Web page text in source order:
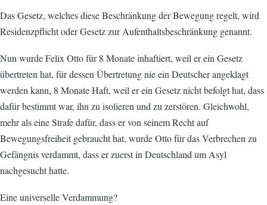
Das Gesetz, welches diese Beschränkung der Bewegung regelt, wird
Residenzpflicht oder Gesetz zur Aufenthaltsbeschränkung genannt.
Nun wurde Felix Otto für 8 Monate inhaftiert, weil er ein Gesetz
übertreten hat, für dessen Übertretung nie ein Deutscher angeklagt
werden kann, 8 Monate Haft, weil er ein Gesetz nicht befolgt hat, dass
dafür bestimmt war, ihn zu isolieren und zu zerstören. Gleichwohl,
mehr als eine Strafe dafür, dass er von seinem Recht auf
Bewegungsfreiheit gebraucht hat, wurde Otto für das Verbrechen zu
Gefängnis verdammt, dass er zuerst in Deutschland um Asyl
nachgesucht hatte.
Eine universelle Verdammung?